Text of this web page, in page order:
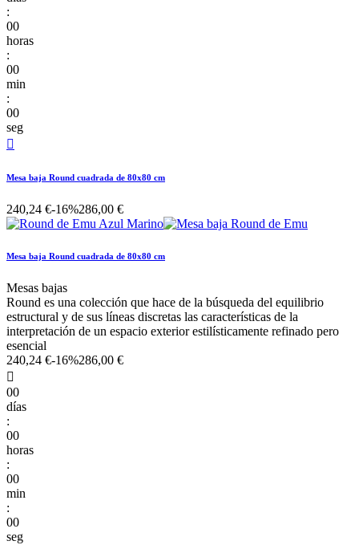
:
00
horas
:
00
min
:
00
seg

Mesa baja Round cuadrada de 80x80 cm
240,24 €-16%286,00 €
Mesa baja Round cuadrada de 80x80 cm
Mesas bajas
Round es una colección que hace de la búsqueda del equilibrio
estructural y de sus líneas discretas las características de la
interpretación de un espacio exterior estilísticamente refinado pero
esencial
240,24 €-16%286,00 €

00
días
:
00
horas
:
00
min
:
00
seg